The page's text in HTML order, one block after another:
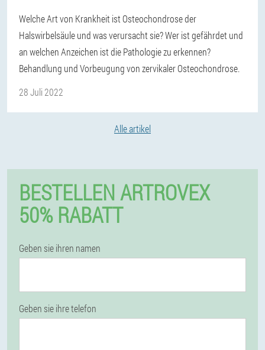
Welche Art von Krankheit ist Osteochondrose der
Halswirbelsäule und was verursacht sie? Wer ist gefährdet und
an welchen Anzeichen ist die Pathologie zu erkennen?
Behandlung und Vorbeugung von zervikaler Osteochondrose.
28 Juli 2022
Alle artikel
BESTELLEN ARTROVEX
50% RABATT
Geben sie ihren namen
Geben sie ihre telefon